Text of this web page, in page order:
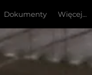
Dokumenty Więcej...